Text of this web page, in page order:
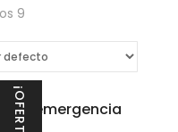
9
¡OFERTA!
de emergencia